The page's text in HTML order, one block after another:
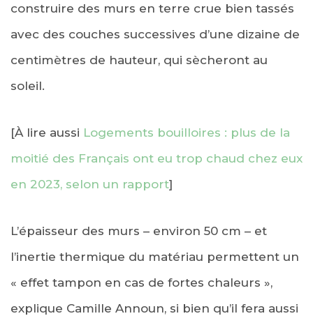
construire des murs en terre crue bien tassés
avec des couches successives d’une dizaine de
centimètres de hauteur, qui sècheront au
soleil.
[À lire aussi Logements bouilloires : plus de la
moitié des Français ont eu trop chaud chez eux
en 2023, selon un rapport]
L’épaisseur des murs – environ 50 cm – et
l’inertie thermique du matériau permettent un
« effet tampon en cas de fortes chaleurs »,
explique Camille Announ, si bien qu’il fera aussi